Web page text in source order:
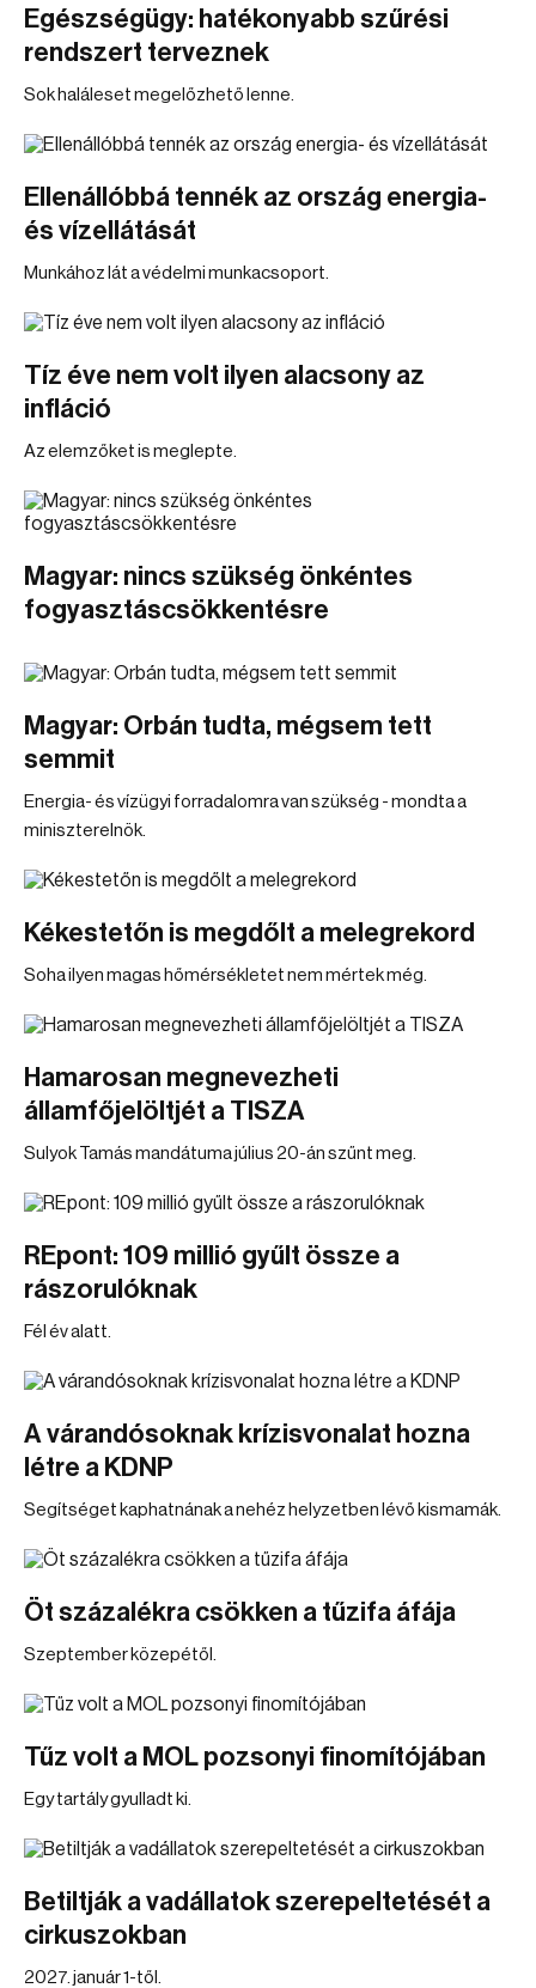
Egészségügy: hatékonyabb szűrési
rendszert terveznek
Sok haláleset megelőzhető lenne.
Ellenállóbbá tennék az ország energia-
és vízellátását
Munkához lát a védelmi munkacsoport.
Tíz éve nem volt ilyen alacsony az
infláció
Az elemzőket is meglepte.
Magyar: nincs szükség önkéntes
fogyasztáscsökkentésre
Magyar: Orbán tudta, mégsem tett
semmit
Energia- és vízügyi forradalomra van szükség - mondta a
miniszterelnök.
Kékestetőn is megdőlt a melegrekord
Soha ilyen magas hőmérsékletet nem mértek még.
Hamarosan megnevezheti
államfőjelöltjét a TISZA
Sulyok Tamás mandátuma július 20-án szűnt meg.
REpont: 109 millió gyűlt össze a
rászorulóknak
Fél év alatt.
A várandósoknak krízisvonalat hozna
létre a KDNP
Segítséget kaphatnának a nehéz helyzetben lévő kismamák.
Öt százalékra csökken a tűzifa áfája
Szeptember közepétől.
Tűz volt a MOL pozsonyi finomítójában
Egy tartály gyulladt ki.
Betiltják a vadállatok szerepeltetését a
cirkuszokban
2027. január 1-től.